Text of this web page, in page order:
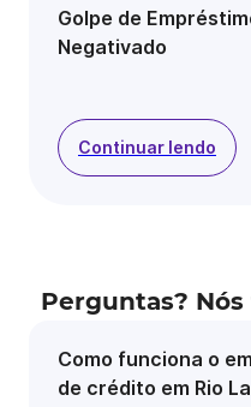
Golpe de
Negativado
Continuar lendo
Perguntas?
Como funciona o
de crédito em Rio